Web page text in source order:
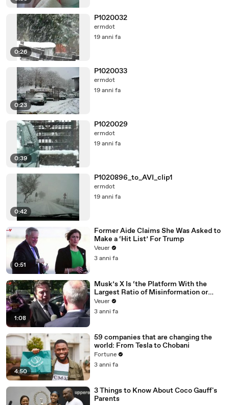
0:26
P1020032
ermdot
19 anni fa
0:23
P1020033
ermdot
19 anni fa
0:39
P1020029
ermdot
19 anni fa
0:42
P1020896_to_AVI_clip1
ermdot
19 anni fa
0:51
Former Aide Claims She Was Asked to
Make a ‘Hit List’ For Trump
Veuer
3 anni fa
1:08
Musk’s X Is ‘the Platform With the
Largest Ratio of Misinformation or
Disinformation’ Amongst All Social
Media Platforms
Veuer
3 anni fa
4:50
59 companies that are changing the
world: From Tesla to Chobani
Fortune
3 anni fa
3 Things to Know About Coco Gauff's
Parents